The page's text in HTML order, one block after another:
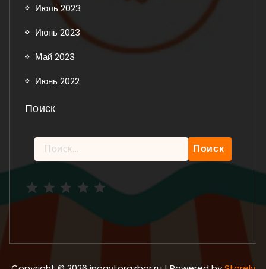
Июль 2023
Июнь 2023
Май 2023
Июнь 2022
Поиск
Найти: